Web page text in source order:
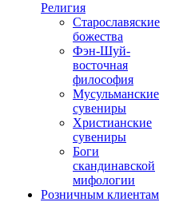
Религия
Старославяские
божества
Фэн-Шуй-
восточная
философия
Мусульманские
сувениры
Христианские
сувениры
Боги
скандинавской
мифологии
Розничным клиентам